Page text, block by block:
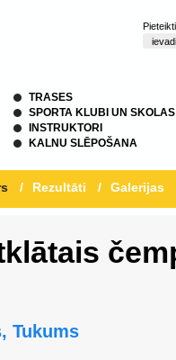
TRASES
SPORTA KLUBI UN SKOLAS
INSTRUKTORI
KALNU SLĒPOŠANA
/ Rezultāti / Galerijas
Tukums